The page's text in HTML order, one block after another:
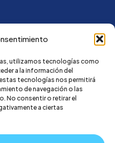
utilizamos tecnologías como
a la información del
tecnologías nos permitirá
de navegación o las
No consentir o retirar el
a ciertas
con nosotros